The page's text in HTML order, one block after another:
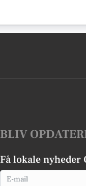
BLIV
Få lokale nyheder
Email